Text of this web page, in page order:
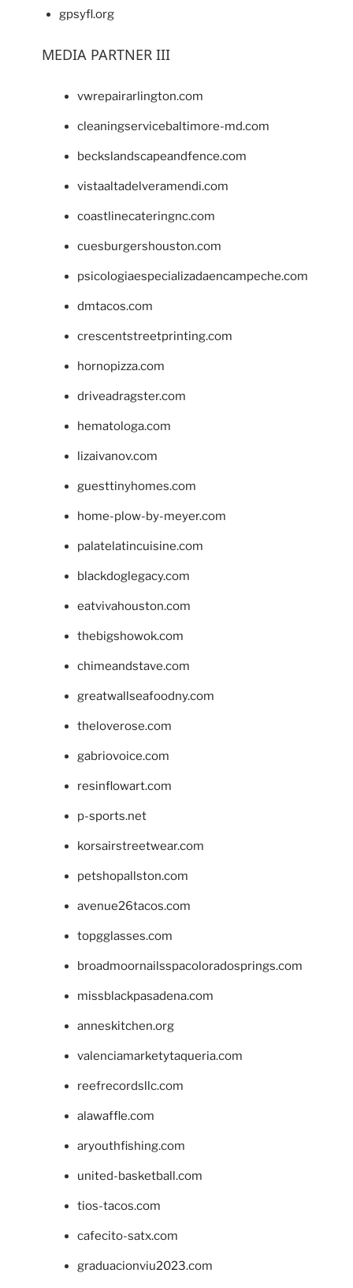
gpsyfl.org
MEDIA PARTNER III
vwrepairarlington.com
cleaningservicebaltimore-md.com
beckslandscapeandfence.com
vistaaltadelveramendi.com
coastlinecateringnc.com
cuesburgershouston.com
psicologiaespecializadaencampeche.com
dmtacos.com
crescentstreetprinting.com
hornopizza.com
driveadragster.com
hematologa.com
lizaivanov.com
guesttinyhomes.com
home-plow-by-meyer.com
palatelatincuisine.com
blackdoglegacy.com
eatvivahouston.com
thebigshowok.com
chimeandstave.com
greatwallseafoodny.com
theloverose.com
gabriovoice.com
resinflowart.com
p-sports.net
korsairstreetwear.com
petshopallston.com
avenue26tacos.com
topgglasses.com
broadmoornailsspacoloradosprings.com
missblackpasadena.com
anneskitchen.org
valenciamarketytaqueria.com
reefrecordsllc.com
alawaffle.com
aryouthfishing.com
united-basketball.com
tios-tacos.com
cafecito-satx.com
graduacionviu2023.com